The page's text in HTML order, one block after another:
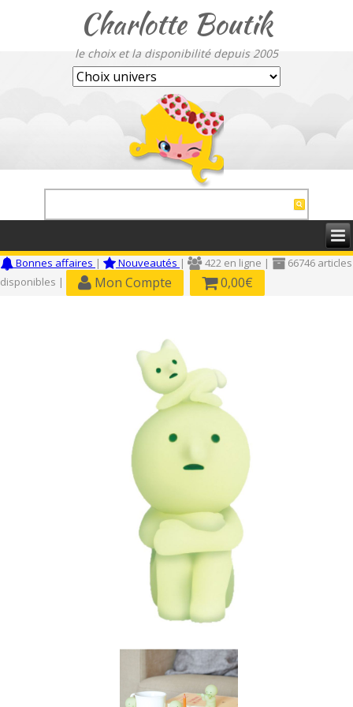
Charlotte Boutik
le choix et la disponibilité depuis 2005
Bonnes affaires | Nouveautés | 422 en ligne |
66746 articles
disponibles |
Mon Compte 0,00€